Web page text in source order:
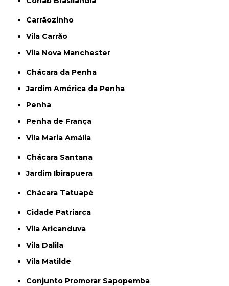
Carrãozinho
Vila Carrão
Vila Nova Manchester
Chácara da Penha
Jardim América da Penha
Penha
Penha de França
Vila Maria Amália
Chácara Santana
Jardim Ibirapuera
Chácara Tatuapé
Cidade Patriarca
Vila Aricanduva
Vila Dalila
Vila Matilde
Conjunto Promorar Sapopemba